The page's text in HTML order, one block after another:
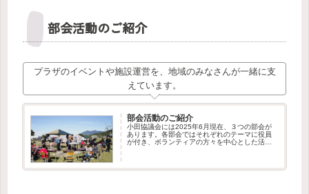
部会活動のご紹介
プラザのイベントや施設運営を、地域のみなさんが一緒に支
えています。
部会活動のご紹介
小田協議会には2025年6月現在、３つの部会が
あります。各部会ではそれぞれのテーマに役員
が付き、ボランティアの方々を中心とした活動